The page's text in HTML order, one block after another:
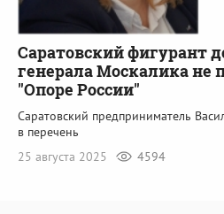
Саратовский фигурант
генерала Москалика не
"Опоре России"
Саратовский предприниматель
в перечень
25 августа 2025
4594